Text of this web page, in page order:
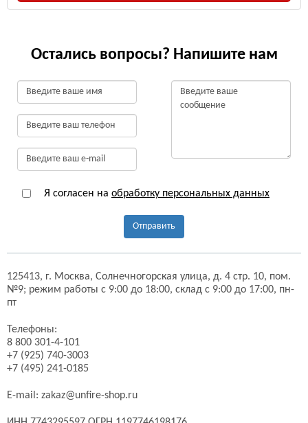
Остались вопросы? Напишите нам
Я согласен на обработку персональных данных
Отправить
125413, г. Москва, Солнечногорская улица, д. 4 стр. 10, пом.
№9; режим работы с 9:00 до 18:00, склад с 9:00 до 17:00, пн-
пт
Телефоны:
8 800 301-4-101
+7 (925) 740-3003
+7 (495) 241-0185
E-mail: zakaz@unfire-shop.ru